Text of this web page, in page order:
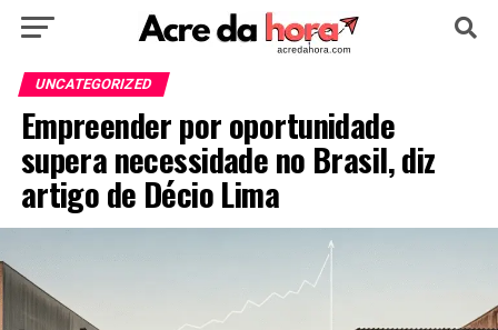
HOME POLÍTICA
EDUCAÇÃO NOTÍCIA MUNDO
UNCATEGORIZED
Empreender por oportunidade
supera necessidade no Brasil, diz
artigo de Décio Lima